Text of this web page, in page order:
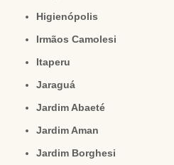
Higienópolis
Irmãos Camolesi
Itaperu
Jaraguá
Jardim Abaeté
Jardim Aman
Jardim Borghesi